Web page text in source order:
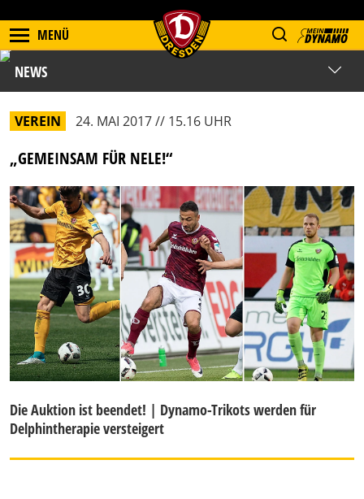
MENÜ
NEWS
VEREIN 24. MAI 2017 // 15.16 UHR
„GEMEINSAM FÜR NELE!“
Die Auktion ist beendet! | Dynamo-Trikots werden für
Delphintherapie versteigert